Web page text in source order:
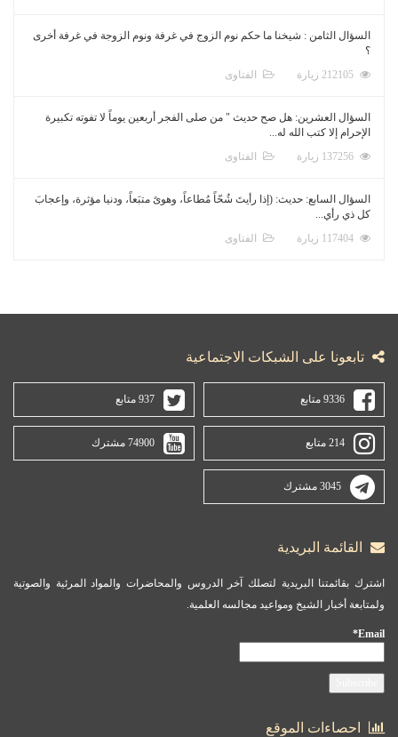
السؤال الثامن : شيخنا ما حكم نوم الزوج في غرفة ونوم الزوجة في غرفة أخرى
؟
الفتاوى
السؤال العشرين: هل صح حديث " من صلى الفجر أربعين يوماً لا تفوته تكبيرة
الإحرام إلا كتب الله له...
الفتاوى
السؤال السابع: حديث: (إذا رأيتَ شُحّاً مُطاعاً، وهوىً متبَعاً، ودنيا مؤثرة، وإعجابَ
كل ذي رأي...
الفتاوى
تابعونا على الشبكات الاجتماعية
9336 متابع 937 متابع
214 متابع 74900 مشترك
3045 مشترك
القائمة البريدية
اشترك بقائمتنا البريدية لتصلك آخر الدروس والمحاضرات والمواد المرئية والصوتية
ولمتابعة أخبار الشيخ ومواعيد مجالسه العلمية.
Email*
احصاءات الموقع